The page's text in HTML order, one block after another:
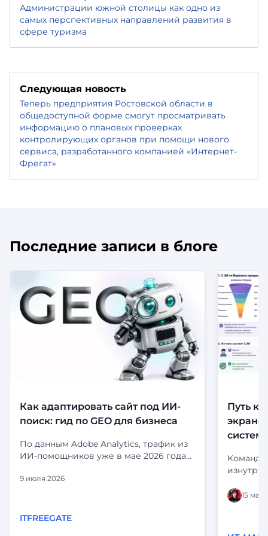
Администрации южной столицы как одно из
самых перспективных направлений развития в
сфере туризма
Следующая новость
Теперь предприятия Ростовской области в
общедоступной форме смогут просматривать
информацию о плановых проверках
контролирующих органов при помощи нового
сервиса, разработанного компанией «Интернет-
Фрегат»
Последние записи в блоге
Как адаптировать сайт под ИИ-
поиск: гид по GEO для бизнеса
По данным Adobe Analytics, трафик из
ИИ-помощников уже в мае 2026 года
визит, чем органический поиск.
— они дольше остаются, глубже
9 июля 2026
ITFREEGATE
Путь
Команда
15 мая